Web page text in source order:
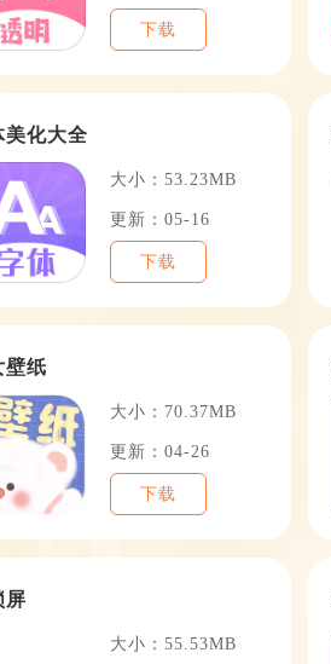
下载
美化大全
大小：53.23MB
更新：05-16
下载
壁纸
大小：70.37MB
更新：04-26
下载
屏
大小：55.53MB